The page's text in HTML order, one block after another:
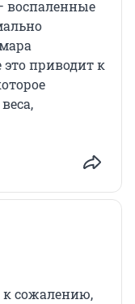
воспаленные
приводит к
сожалению,